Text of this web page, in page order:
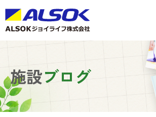
施設ブログ